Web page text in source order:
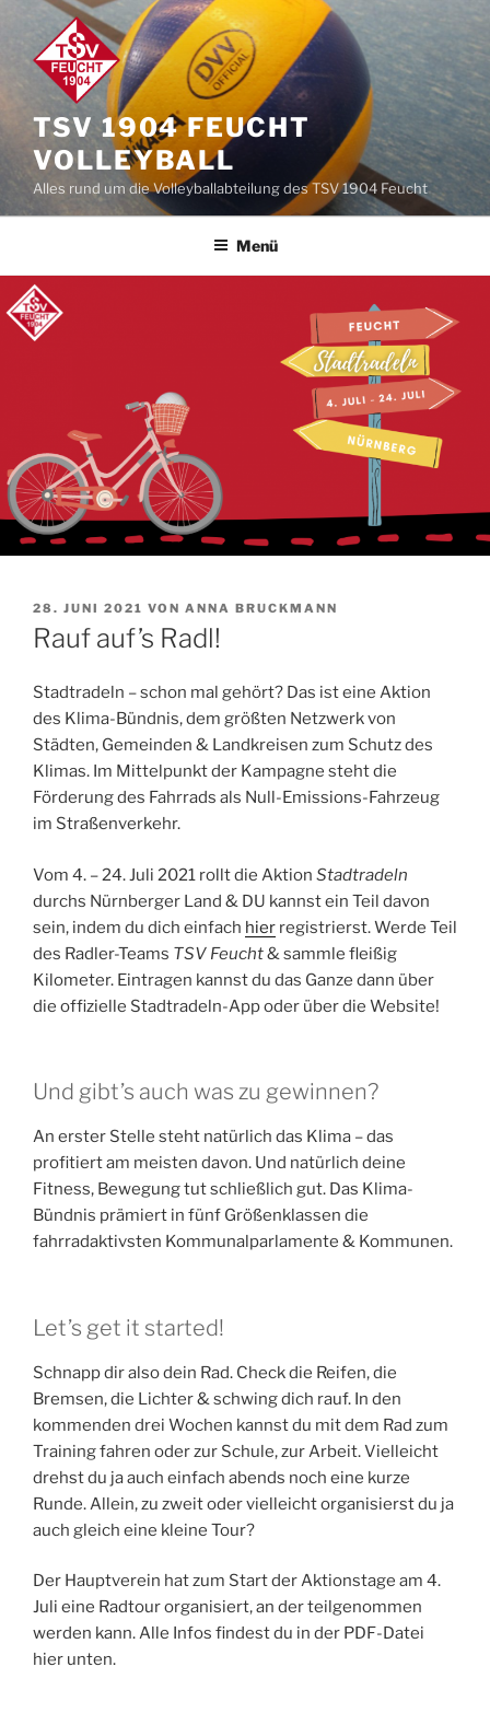
Inhalt
springen
TSV 1904 FEUCHT
VOLLEYBALL
Alles rund um die Volleyballabteilung des TSV 1904 Feucht
Menü
VERÖFFENTLICHT
AM
28. JUNI 2021 VON ANNA BRUCKMANN
Rauf auf’s Radl!
Stadtradeln – schon mal gehört? Das ist eine Aktion
des Klima-Bündnis, dem größten Netzwerk von
Städten, Gemeinden & Landkreisen zum Schutz des
Klimas. Im Mittelpunkt der Kampagne steht die
Förderung des Fahrrads als Null-Emissions-Fahrzeug
im Straßenverkehr.
Vom 4. – 24. Juli 2021 rollt die Aktion Stadtradeln
durchs Nürnberger Land & DU kannst ein Teil davon
sein, indem du dich einfach hier registrierst. Werde Teil
des Radler-Teams TSV Feucht& sammle fleißig
Kilometer. Eintragen kannst du das Ganze dann über
die offizielle Stadtradeln-App oder über die Website!
Und gibt’s auch was zu gewinnen?
An erster Stelle steht natürlich das Klima – das
profitiert am meisten davon. Und natürlich deine
Fitness, Bewegung tut schließlich gut. Das Klima-
Bündnis prämiert in fünf Größenklassen die
fahrradaktivsten Kommunalparlamente & Kommunen.
Let’s get it started!
Schnapp dir also dein Rad. Check die Reifen, die
Bremsen, die Lichter & schwing dich rauf. In den
kommenden drei Wochen kannst du mit dem Rad zum
Training fahren oder zur Schule, zur Arbeit. Vielleicht
drehst du ja auch einfach abends noch eine kurze
Runde. Allein, zu zweit oder vielleicht organisierst du ja
auch gleich eine kleine Tour?
Der Hauptverein hat zum Start der Aktionstage am 4.
Juli eine Radtour organisiert, an der teilgenommen
werden kann. Alle Infos findest du in der PDF-Datei
hier unten.